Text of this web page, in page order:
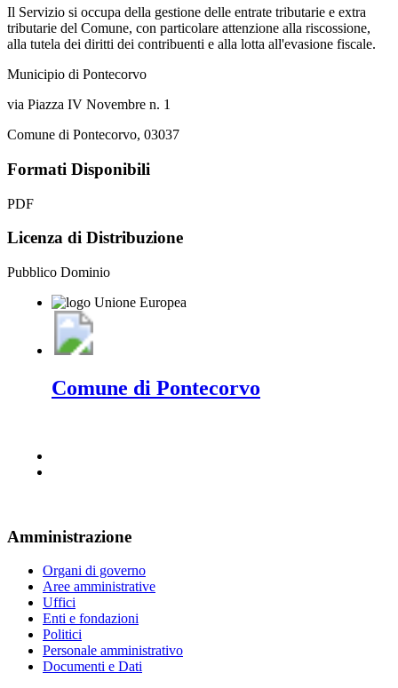
Il Servizio si occupa della gestione delle entrate tributarie e extra
tributarie del Comune, con particolare attenzione alla riscossione,
alla tutela dei diritti dei contribuenti e alla lotta all'evasione fiscale.
Municipio di Pontecorvo
via Piazza IV Novembre n. 1
Comune di Pontecorvo, 03037
Formati Disponibili
PDF
Licenza di Distribuzione
Pubblico Dominio
Comune di Pontecorvo
Amministrazione
Organi di governo
Aree amministrative
Uffici
Enti e fondazioni
Politici
Personale amministrativo
Documenti e Dati